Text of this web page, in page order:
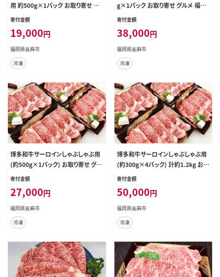
用 約500g×1パック お取り寄せ グ
ルメ 福岡 お土産 九州 九州産 福岡
寄付金額
19,000円
福岡県嘉麻市
冷凍
g×1パック お取り寄せ グルメ 福岡
お土産 九州 九州産 福岡県産
寄付金額
38,000円
福岡県嘉麻市
冷凍
博多和牛サーロインしゃぶしゃぶ用
(約500g×1パック) お取り寄せ グル
メ 福岡 お土産 九州 九州産 福岡県
寄付金額
27,000円
福岡県嘉麻市
冷凍
博多和牛サーロインしゃぶしゃぶ用
(約300g×4パック) 計約1.2kg お取
り寄せ グルメ 福岡 お土産 九州 九州
寄付金額
50,000円
福岡県嘉麻市
冷凍